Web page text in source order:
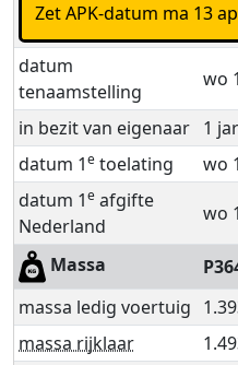
Zet APK-datum ma 13
datum
tenaamstelling
wo
in bezit van eigenaar 1
datum 1e toelating
wo
datum 1e afgifte
Nederland
wo
Massa
massa ledig voertuig
massa rijklaar